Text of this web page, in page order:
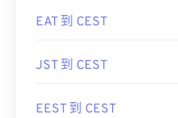
EAT 到 CEST
JST 到 CEST
EEST 到 CEST